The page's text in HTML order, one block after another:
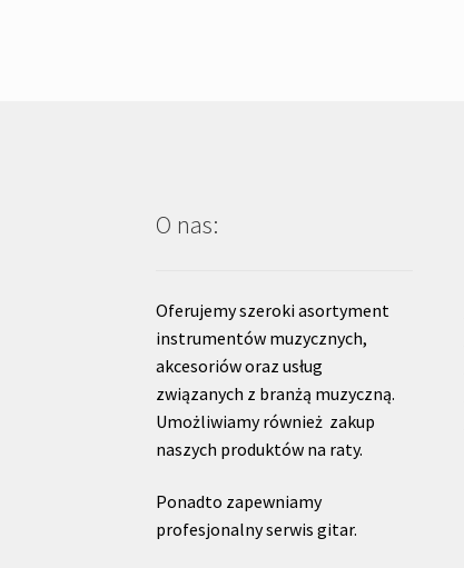
O nas:
Oferujemy szeroki asortyment
instrumentów muzycznych,
akcesoriów oraz usług
związanych z branżą muzyczną.
Umożliwiamy również zakup
naszych produktów na raty.
Ponadto zapewniamy
profesjonalny serwis gitar.